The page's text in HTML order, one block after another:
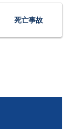
死亡事故